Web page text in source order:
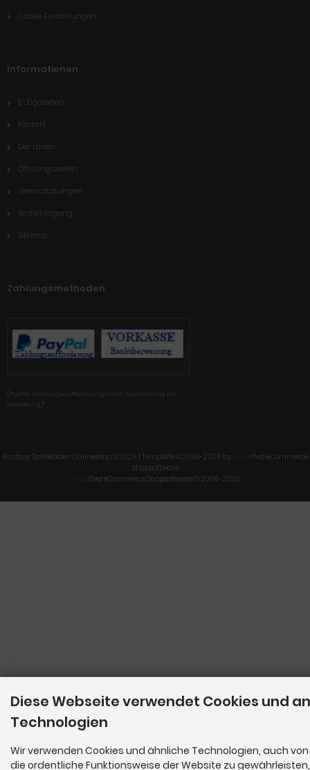
Cookie Einstellungen
Informationen
E-Zigaretten
Kontakt
Der Laden
Öffnungszeiten
Veranstaltungen
Bestellvorgang
Sitemap
Zahlungsmethoden
'(PayPal Zahlungsaufforderung nach Bearbeitung der
Bestellung)'"
Fantasy Spieleladen Onlineshop © 2026 | Template © 2009-2026 by modified eCommerce
Shopsoftware
modified eCommerce Shopsoftware © 2009-2026
Diese Webseite verwendet Cookies und
Technologien
Wir verwenden Cookies und ähnliche Technologien, auch
die ordentliche Funktionsweise der Website zu